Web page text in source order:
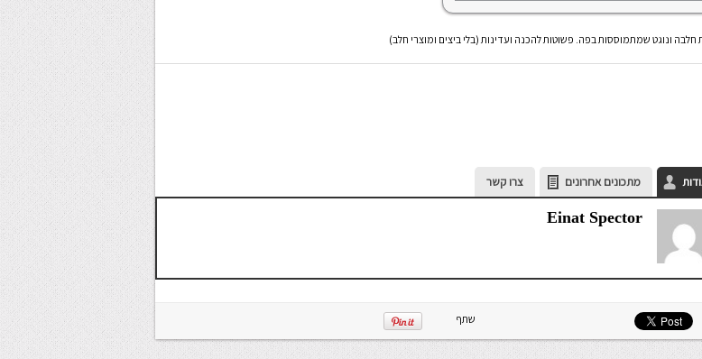
חלבה ונוגט שמתמוססות בפה. פשוטות להכנה ועדינות (בלי ביצים ומוצרי חלב)
מתכונים אחרונים צרו קשר
Einat Spector
שתף